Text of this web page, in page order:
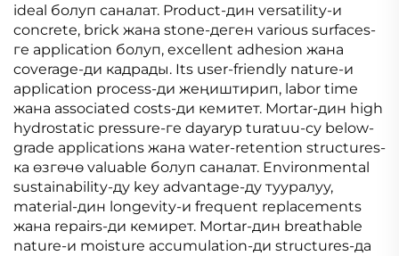
ideal болуп саналат. Product-дин versatility-и
concrete, brick жана stone-деген various surfaces-
ге application болуп, excellent adhesion жана
coverage-ди кадрады. Its user-friendly nature-и
application process-ди жеңиштирип, labor time
жана associated costs-ди кемитет. Mortar-дин high
hydrostatic pressure-ге dayaryp turatuu-су below-
grade applications жана water-retention structures-
ка өзгөчө valuable болуп саналат. Environmental
sustainability-ду key advantage-ду тууралуу,
material-дин longevity-и frequent replacements
жана repairs-ди кемирет. Mortar-дин breathable
nature-и moisture accumulation-ди structures-да